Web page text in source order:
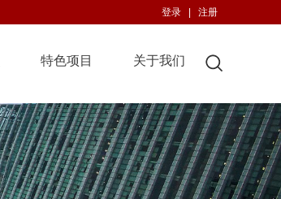
登录 注册
特色项目 关于我们